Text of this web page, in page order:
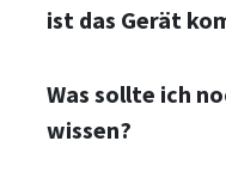
ist das Gerät
Was sollte ich
wissen?